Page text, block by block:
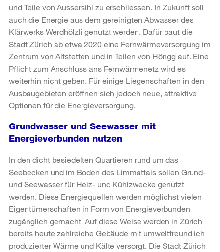
und Teile von Aussersihl zu erschliessen. In Zukunft soll
auch die Energie aus dem gereinigten Abwasser des
Klärwerks Werdhölzli genutzt werden. Dafür baut die
Stadt Zürich ab etwa 2020 eine Fernwärmeversorgung im
Zentrum von Altstetten und in Teilen von Höngg auf. Eine
Pflicht zum Anschluss ans Fernwärmenetz wird es
weiterhin nicht geben. Für einige Liegenschaften in den
Ausbaugebieten eröffnen sich jedoch neue, attraktive
Optionen für die Energieversorgung.
Grundwasser und Seewasser mit
Energieverbunden nutzen
In den dicht besiedelten Quartieren rund um das
Seebecken und im Boden des Limmattals sollen Grund-
und Seewasser für Heiz- und Kühlzwecke genutzt
werden. Diese Energiequellen werden möglichst vielen
Eigentümerschaften in Form von Energieverbunden
zugänglich gemacht. Auf diese Weise werden in Zürich
bereits heute zahlreiche Gebäude mit umweltfreundlich
produzierter Wärme und Kälte versorgt. Die Stadt Zürich